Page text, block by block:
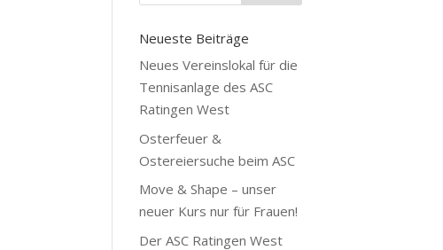
Neueste Beiträge
Neues Vereinslokal für die
Tennisanlage des ASC
Ratingen West
Osterfeuer &
Ostereiersuche beim ASC
Move & Shape – unser
neuer Kurs nur für Frauen!
Der ASC Ratingen West